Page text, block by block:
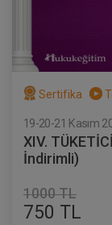
Sertifika
19-20-21 Kasım
XIV.
İndirimli)
1000 TL
750 TL